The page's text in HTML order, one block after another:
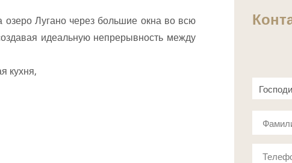
Лугано через большие окна во всю
идеальную непрерывность между
кухня,